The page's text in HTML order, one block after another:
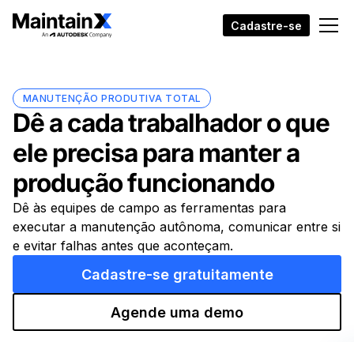
Cadastre-se
MANUTENÇÃO PRODUTIVA TOTAL
Dê a cada trabalhador o que
ele precisa para manter a
produção funcionando
Dê às equipes de campo as ferramentas para
executar a manutenção autônoma, comunicar entre si
e evitar falhas antes que aconteçam.
Cadastre-se gratuitamente
Agende uma demo